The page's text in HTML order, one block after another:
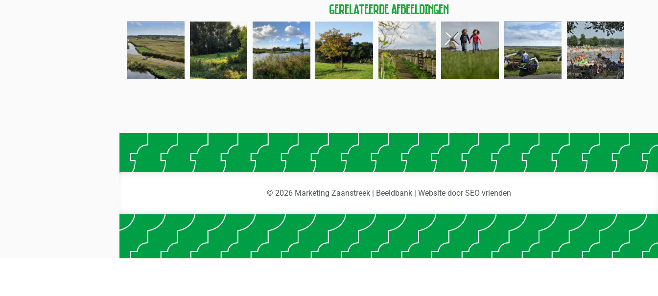
Gerelateerde Afbeeldingen
© 2026 Marketing Zaanstreek | Beeldbank | Website doorSEO vrienden